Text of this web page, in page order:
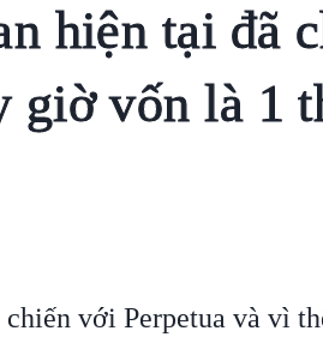
hiện tại đã
giờ vốn là 1
với Perpetua và vì